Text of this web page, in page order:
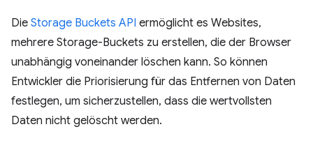
Die Storage Buckets API ermöglicht es Websites,
mehrere Storage-Buckets zu erstellen, die der Browser
unabhängig voneinander löschen kann. So können
Entwickler die Priorisierung für das Entfernen von Daten
festlegen, um sicherzustellen, dass die wertvollsten
Daten nicht gelöscht werden.